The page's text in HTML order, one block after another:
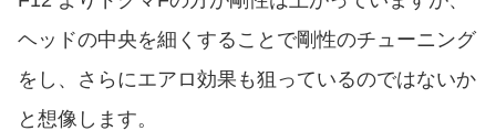
ヘッドの中央を細くすることで剛性のチューニング
をし、さらにエアロ効果も狙っているのではないか
と想像します。